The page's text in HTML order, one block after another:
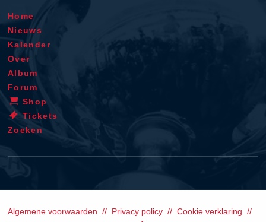
Home
Nieuws
Kalender
Over
Album
Forum
Shop
Tickets
Zoeken
Algemene voorwaarden Privacy policy
Cookie verklaring